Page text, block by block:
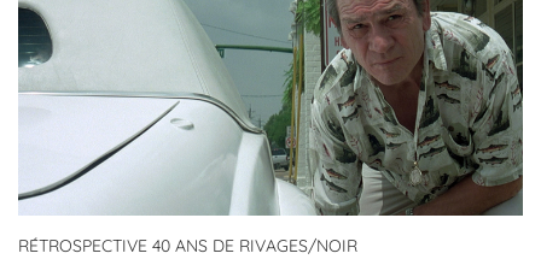
RÉTROSPECTIVE 40 ANS DE RIVAGES/NOIR